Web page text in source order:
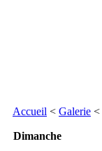
Accueil < Galerie <
Dimanche